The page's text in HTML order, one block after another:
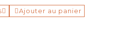
Ajouter au panier